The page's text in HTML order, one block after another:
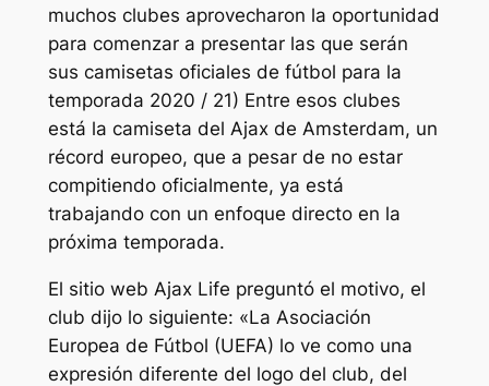
muchos clubes aprovecharon la oportunidad
para comenzar a presentar las que serán
sus camisetas oficiales de fútbol para la
temporada 2020 / 21) Entre esos clubes
está la camiseta del Ajax de Amsterdam, un
récord europeo, que a pesar de no estar
compitiendo oficialmente, ya está
trabajando con un enfoque directo en la
próxima temporada.
El sitio web Ajax Life preguntó el motivo, el
club dijo lo siguiente: «La Asociación
Europea de Fútbol (UEFA) lo ve como una
expresión diferente del logo del club, del